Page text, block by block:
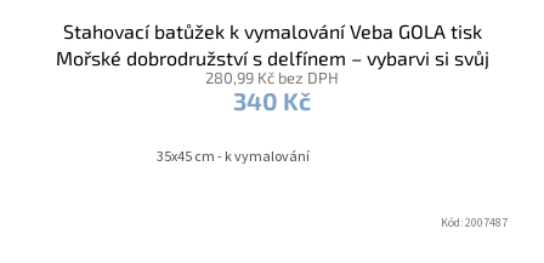
Stahovací batůžek k vymalování Veba GOLA tisk
Mořské dobrodružství s delfínem – vybarvi si svůj
oceán
280,99 Kč bez DPH
340 Kč
35x45 cm - k vymalování
Kód:2007487